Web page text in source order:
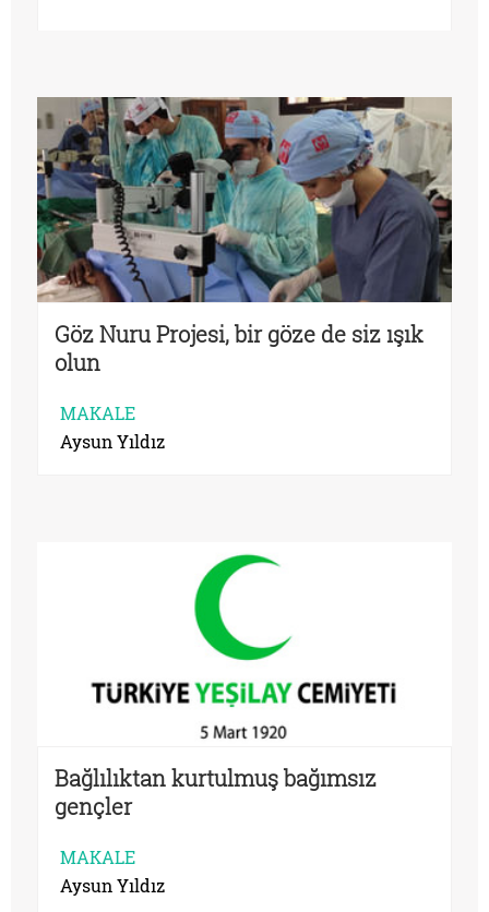
Göz Nuru Projesi, bir göze de siz ışık
olun
MAKALE
Aysun Yıldız
Bağlılıktan kurtulmuş bağımsız
gençler
MAKALE
Aysun Yıldız